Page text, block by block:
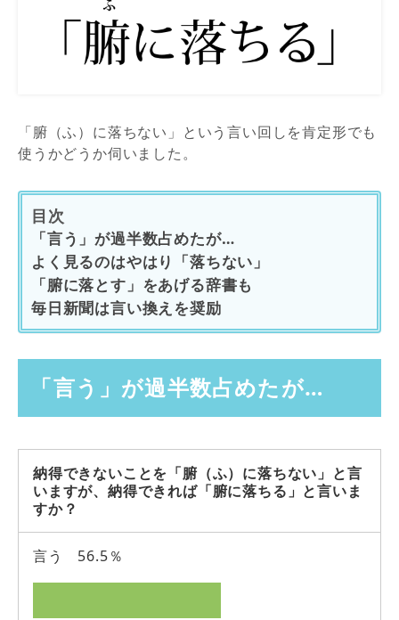
「腑（ふ）に落ちない」という言い回しを肯定形でも
使うかどうか伺いました。
目次
「言う」が過半数占めたが…
よく見るのはやはり「落ちない」
「腑に落とす」をあげる辞書も
毎日新聞は言い換えを奨励
「言う」が過半数占めたが…
納得できないことを「腑（ふ）に落ちない」と言
いますが、納得できれば「腑に落ちる」と言いま
すか？
言う 56.5％